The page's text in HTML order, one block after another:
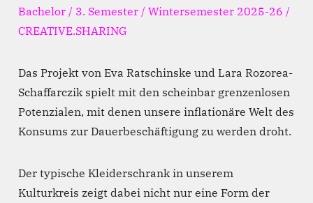
Bachelor / 3. Semester / Wintersemester 2025-26 /
CREATIVE.SHARING
Das Projekt von Eva Ratschinske und Lara Rozorea-
Schaffarczik spielt mit den scheinbar grenzenlosen
Potenzialen, mit denen unsere inflationäre Welt des
Konsums zur Dauerbeschäftigung zu werden droht.
Der typische Kleiderschrank in unserem
Kulturkreis zeigt dabei nicht nur eine Form der